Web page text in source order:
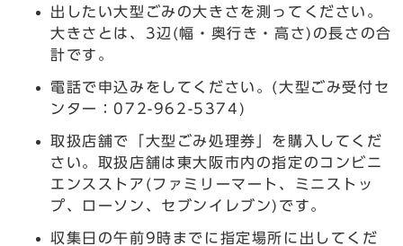
出したい大型ごみの大きさを測ってください。
大きさとは、3辺(幅・奥行き・高さ)の長さの合
計です。
電話で申込みをしてください。(大型ごみ受付セ
ンター：072-962-5374)
取扱店舗で「大型ごみ処理券」を購入してくだ
さい。取扱店舗は東大阪市内の指定のコンビニ
エンスストア(ファミリーマート、ミニストッ
プ、ローソン、セブンイレブン)です。
収集日の午前9時までに指定場所に出してくだ